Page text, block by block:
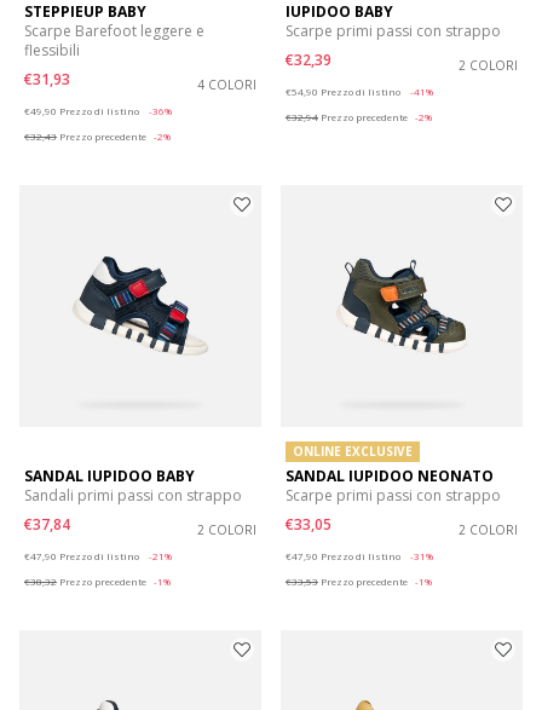
STEPPIEUP BABY
Scarpe Barefoot leggere e
flessibili
€31,93
4 COLORI
€49,90 Prezzo di listino
-36%
€32,43 Prezzo precedente -2%
IUPIDOO BABY
Scarpe primi passi con strappo
€32,39
2 COLORI
€54,90 Prezzo di listino
-41%
€32,94 Prezzo precedente -2%
SANDAL IUPIDOO BABY
Sandali primi passi con strappo
€37,84
2 COLORI
€47,90 Prezzo di listino
-21%
€38,32 Prezzo precedente -1%
ONLINE EXCLUSIVE
SANDAL IUPIDOO NEONATO
Scarpe primi passi con strappo
€33,05
2 COLORI
€47,90 Prezzo di listino
-31%
€33,53 Prezzo precedente -1%